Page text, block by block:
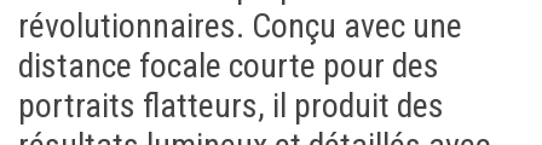
révolutionnaires. Conçu avec une
distance focale courte pour des
portraits flatteurs, il produit des